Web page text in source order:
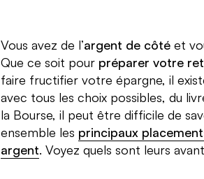
Vous avez de l’argent de côtéet
Que ce soit pour préparer votre
faire fructifier votre épargne, il
avec tous les choix possibles, du
la Bourse, il peut être difficile de
ensemble les principaux
argent. Voyez quels sont leurs